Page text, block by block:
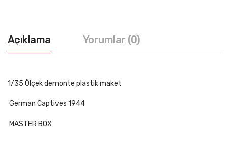
Açıklama Yorumlar (0)
1/35 Ölçek demonte plastik maket
German Captives 1944
MASTER BOX